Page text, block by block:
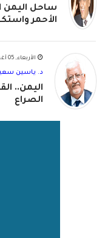
ساحل اليمن
الأحمر
الأربعاء, 05 أغسطس 2026
د. ياسين
اليمن..
الصراع